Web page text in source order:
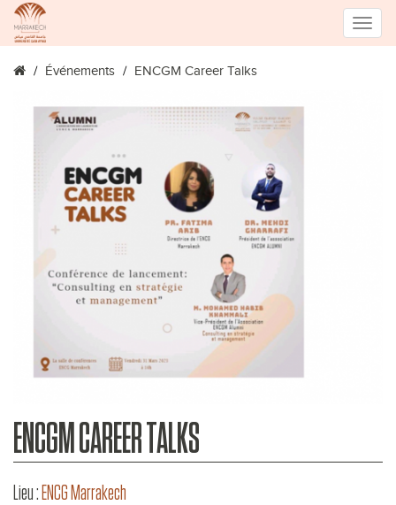
Toggle
Événements ENCGM Career Talks
ENCGM CAREER TALKS
Lieu : ENCG Marrakech